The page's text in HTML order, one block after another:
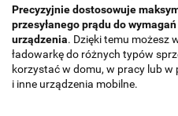
Precyzyjnie dostosowuje
przesyłanego prądu do
urządzenia. Dzięki temu możesz
ładowarkę do różnych typów
korzystać w domu, w pracy lub
i inne urządzenia mobilne.